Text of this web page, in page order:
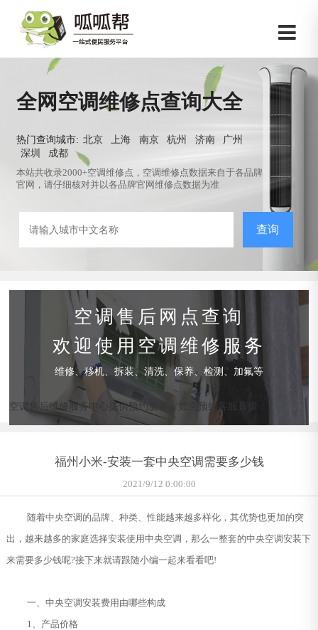
全网空调维修点查询大全
热门查询城市: 北京 上海 南京 杭州 济南
广州
深圳
成都
本站共收录2000+空调维修点，空调维修点数据来自于各品牌
官网，请仔细核对并以各品牌官网维修点数据为准
查询
空调售后网点查询
欢迎使用空调维修服务
维修、移机、拆装、清洗、保养、检测、加氟等
空调售后维修服务中心提供预约服务，如需预约客服直拨：
福州小米-安装一套中央空调需要多少钱
2021/9/12 0:00:00
随着中央空调的品牌、种类、性能越来越多样化，其优势也更加的突
出，越来越多的家庭选择安装使用中央空调，那么一整套的中央空调安装下
来需要多少钱呢?接下来就请跟随小编一起来看看吧!
一、中央空调安装费用由哪些构成
1、产品价格